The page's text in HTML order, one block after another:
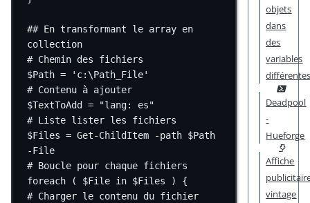
## En transformant le array en
collection
# Chemin des fichiers
$Path =
'c:\Path_File'
# Contenu à ajouter
$TextToAdd =
"lang: es"
# Liste lister les fichiers
$Files = Get-ChildItem -
-File
# Boucle pour chaque fichiers
foreach ( $File in $Files ) {
# Charger le contenu du fichier
objets
dans
des
variables
Deadpool
-
Hueforge
Affiche
vintage